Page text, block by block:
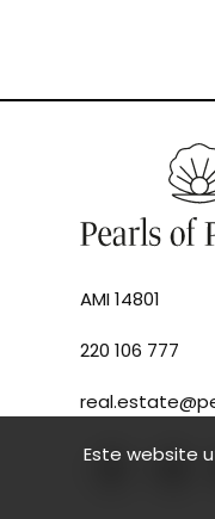
AMI 14801
220 106 777
Este website